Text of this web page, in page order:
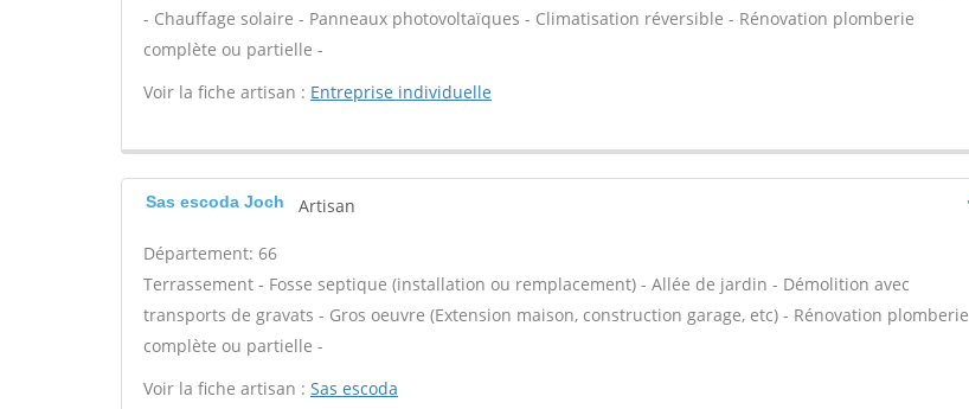
- Chauffage solaire - Panneaux photovoltaïques - Climatisation réversible - Rénovation plomberie
complète ou partielle -
Voir la fiche artisan : Entreprise individuelle
Sas escoda Joch Artisan
Département: 66
Terrassement - Fosse septique (installation ou remplacement) - Allée de jardin - Démolition avec
transports de gravats - Gros oeuvre (Extension maison, construction garage, etc) - Rénovation plomberie
complète ou partielle -
Voir la fiche artisan : Sas escoda